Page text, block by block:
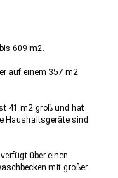
609 m2.
auf einem 357 m2
41 m2 groß und hat
Haushaltsgeräte sind
über einen
mit großer